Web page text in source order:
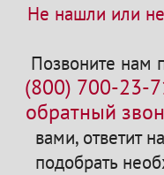
Не нашли или
Позвоните нам
(800) 700-23-
обратный
вами, ответит
подобрать